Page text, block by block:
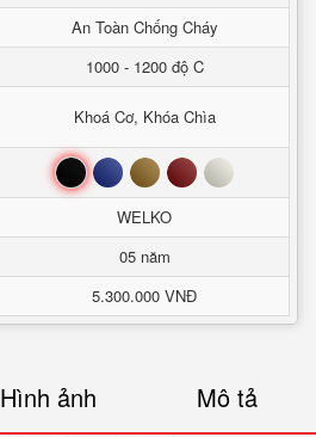
An Toàn Chống Cháy
1000 - 1200 độ C
Khoá Cơ, Khóa Chìa
Đen Xanh Nâu Đỏ Trắng
WELKO
05 năm
5.300.000 VNĐ
Hình ảnh Mô tả